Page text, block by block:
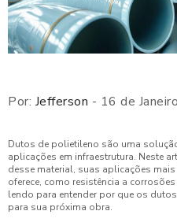
Por: Jefferson - 16 de
Dutos de polietileno são uma
aplicações em infraestrutura. Neste
desse material, suas aplicações
oferece, como resistência a
lendo para entender por que os
para sua próxima obra.